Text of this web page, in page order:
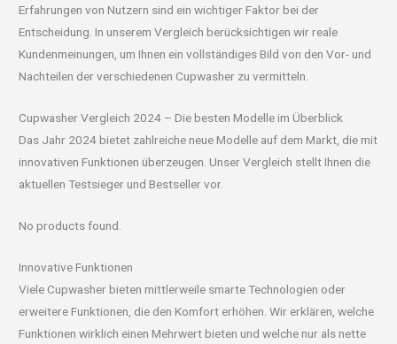
Erfahrungen von Nutzern sind ein wichtiger Faktor bei der
Entscheidung. In unserem Vergleich berücksichtigen wir reale
Kundenmeinungen, um Ihnen ein vollständiges Bild von den Vor- und
Nachteilen der verschiedenen Cupwasher zu vermitteln.
Cupwasher Vergleich 2024 – Die besten Modelle im Überblick
Das Jahr 2024 bietet zahlreiche neue Modelle auf dem Markt, die mit
innovativen Funktionen überzeugen. Unser Vergleich stellt Ihnen die
aktuellen Testsieger und Bestseller vor.
No products found.
Innovative Funktionen
Viele Cupwasher bieten mittlerweile smarte Technologien oder
erweitere Funktionen, die den Komfort erhöhen. Wir erklären, welche
Funktionen wirklich einen Mehrwert bieten und welche nur als nette